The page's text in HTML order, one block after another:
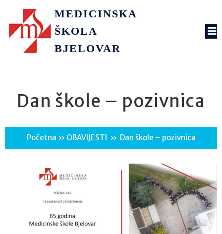
MEDICINSKA
ŠKOLA
BJELOVAR
Dan škole – pozivnica
Početna » OBAVIJESTI » Dan škole – pozivnica